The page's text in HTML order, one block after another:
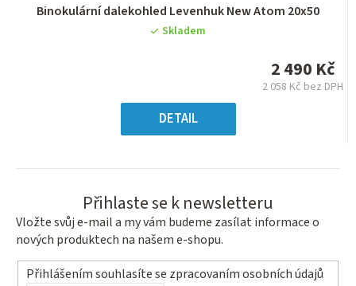
Průměrné
hodnocení
5
hvězdiček.
Binokulární dalekohled Levenhuk New Atom 20x50
Skladem
2 490 Kč
2 058 Kč bez DPH
DETAIL
Přihlaste se k newsletteru
Vložte svůj e-mail a my vám budeme zasílat informace o
nových produktech na našem e-shopu.
Přihlášením souhlasíte se zpracovaním osobních údajů